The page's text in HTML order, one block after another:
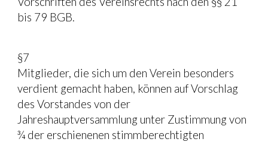
bis 79 BGB.
§7
Mitglieder, die sich um den Verein besonders
verdient gemacht haben, können auf Vorschlag
des Vorstandes von der
Jahreshauptversammlung unter Zustimmung von
¾ der erschienenen stimmberechtigten